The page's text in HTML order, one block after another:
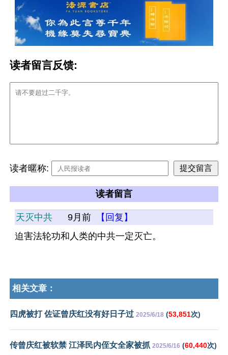
读者留言反馈:
读者暱称:
读者留言
天灭中共 9月前
【回复】
迫害法轮功和人类的中共一定灭亡。
相关文章：
四虎被打 佐证曾庆红没有好日子过 2025/6/18 (53,851次)
传曾庆红被软禁 江泽民内侄女全家被抓 2025/6/16 (60,440次)